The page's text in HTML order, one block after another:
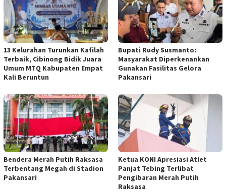
13 Kelurahan Turunkan Kafilah
Terbaik, Cibinong Bidik Juara
Umum MTQ Kabupaten Empat
Kali Beruntun
Bupati Rudy Susmanto:
Masyarakat Diperkenankan
Gunakan Fasilitas Gelora
Pakansari
Bendera Merah Putih Raksasa
Terbentang Megah di Stadion
Pakansari
Ketua KONI Apresiasi Atlet
Panjat Tebing Terlibat
Pengibaran Merah Putih
Raksasa